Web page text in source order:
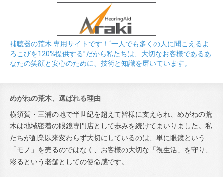
補聴器の荒木 専用サイトです！“一人でも多くの人に聞こえるよ
ろこびを120%提供する”だから私たちは、大切なお客様であるあ
なたの笑顔と安心のために、技術と知識を磨いています。
めがねの荒木、選ばれる理由
横須賀・三浦の地で半世紀を超えて皆様に支えられ、めがねの荒
木は地域密着の眼鏡専門店として歩みを続けてまいりました。私
たちが創業以来変わらず大切にしているのは、単に眼鏡という
「モノ」を売るのではなく、お客様の大切な「視生活」を守り、
彩るという老舗としての使命感です。